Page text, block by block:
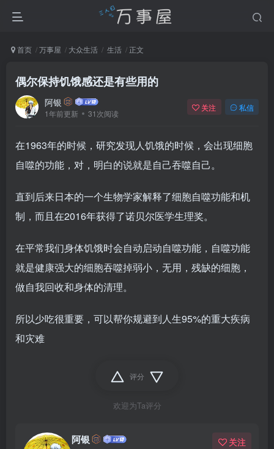
首页 万事屋 大众生活 生活 正文
偶尔保持饥饿感还是有些用的
阿银
1年前更新 31次阅读
关注 私信
在1963年的时候，研究发现人饥饿的时候，会出现细胞
自噬的功能，对，明白的说就是自己吞噬自己。
直到后来日本的一个生物学家解释了细胞自噬功能和机
制，而且在2016年获得了诺贝尔医学生理奖。
在平常我们身体饥饿时会自动启动自噬功能，自噬功能
就是健康强大的细胞吞噬掉弱小，无用，残缺的细胞，
做自我回收和身体的清理。
所以少吃很重要，可以帮你规避到人生95%的重大疾病
和灾难
评分
欢迎为Ta评分
阿银 关注